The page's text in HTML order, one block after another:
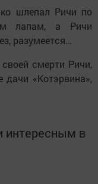
шлепал Ричи по
лапам, а Ричи
разумеется…
смерти Ричи,
дачи «Котэрвина»,
в